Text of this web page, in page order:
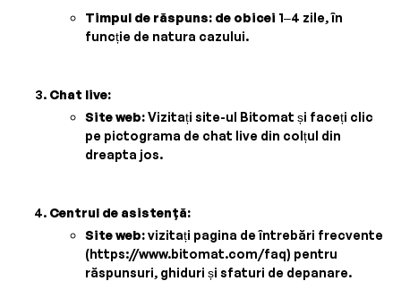
Timpul de răspuns: de obicei 1–4 zile, în
funcție de natura cazului.
Chat live:
Site web:Vizitați site-ul Bitomat și faceți clic
pe pictograma de chat live din colțul din
dreapta jos.
Centrul de asistență:
Site web:vizitați pagina de întrebări frecvente
(https://www.bitomat.com/faq) pentru
răspunsuri, ghiduri și sfaturi de depanare.